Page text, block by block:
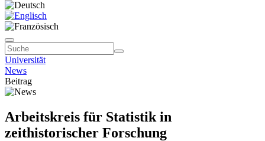
Universität
News
Beitrag
Arbeitskreis für Statistik in
zeithistorischer Forschung